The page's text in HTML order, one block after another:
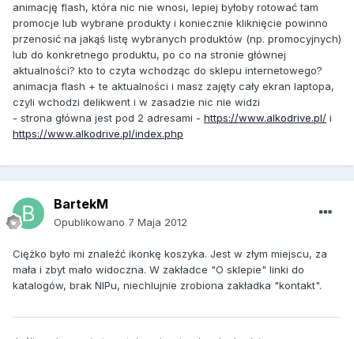
animację flash, która nic nie wnosi, lepiej byłoby rotować tam
promocje lub wybrane produkty i koniecznie kliknięcie powinno
przenosić na jakąś listę wybranych produktów (np. promocyjnych)
lub do konkretnego produktu, po co na stronie głównej
aktualności? kto to czyta wchodząc do sklepu internetowego?
animacja flash + te aktualności i masz zajęty cały ekran laptopa,
czyli wchodzi delikwent i w zasadzie nic nie widzi
- strona główna jest pod 2 adresami - https://www.alkodrive.pl/ i
https://www.alkodrive.pl/index.php
BartekM
Opublikowano 7 Maja 2012
Ciężko było mi znaleźć ikonkę koszyka. Jest w złym miejscu, za
mała i zbyt mało widoczna. W zakładce "O sklepie" linki do
katalogów, brak NIPu, niechlujnie zrobiona zakładka "kontakt".